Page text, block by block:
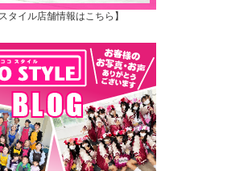
タイル店舗情報はこちら】